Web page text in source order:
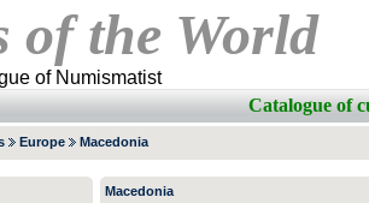
of the World
of Numismatist
Catalogue of
Europe Macedonia
Macedonia